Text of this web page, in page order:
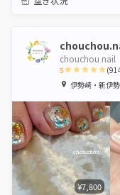
chouchou nail
5
1 2 3 4 5
(
伊勢崎・新伊
¥7,800